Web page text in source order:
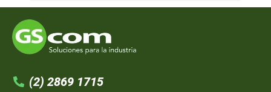
(2) 2869 1715